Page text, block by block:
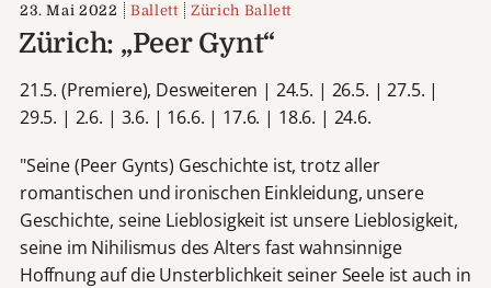
23. Mai 2022 Ballett Zürich Ballett
Zürich: „Peer Gynt“
21.5. (Premiere), Desweiteren | 24.5. | 26.5. | 27.5. |
29.5. | 2.6. | 3.6. | 16.6. | 17.6. | 18.6. | 24.6.
"Seine (Peer Gynts) Geschichte ist, trotz aller
romantischen und ironischen Einkleidung, unsere
Geschichte, seine Lieblosigkeit ist unsere Lieblosigkeit,
seine im Nihilismus des Alters fast wahnsinnige
Hoffnung auf die Unsterblichkeit seiner Seele ist auch in